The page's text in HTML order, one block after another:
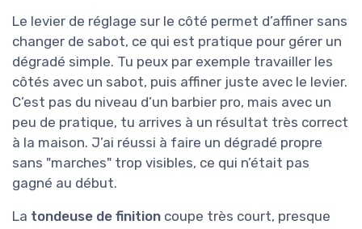
Le levier de réglage sur le côté permet d’affiner sans
changer de sabot, ce qui est pratique pour gérer un
dégradé simple. Tu peux par exemple travailler les
côtés avec un sabot, puis affiner juste avec le levier.
C’est pas du niveau d’un barbier pro, mais avec un
peu de pratique, tu arrives à un résultat très correct
à la maison. J’ai réussi à faire un dégradé propre
sans "marches" trop visibles, ce qui n’était pas
gagné au début.
La tondeuse de finition coupe très court, presque